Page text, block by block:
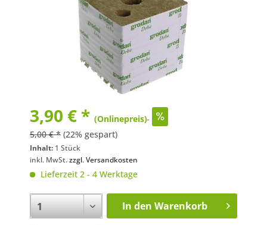
3,90 € * (Onlinepreis)
5,00 € * (22% gespart)
Inhalt: 1 Stück
inkl. MwSt.zzgl. Versandkosten
Lieferzeit 2 - 4 Werktage
In den Warenkorb